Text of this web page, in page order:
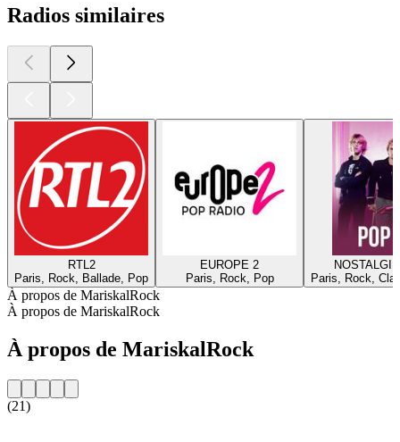
Radios similaires
RTL2
Paris, Rock, Ballade, Pop
EUROPE 2
Paris, Rock, Pop
Paris, Rock,
À propos de MariskalRock
À propos de MariskalRock
À propos de MariskalRock
(21)